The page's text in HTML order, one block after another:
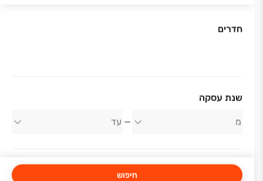
חדרים
שנת עסקה
חיפוש